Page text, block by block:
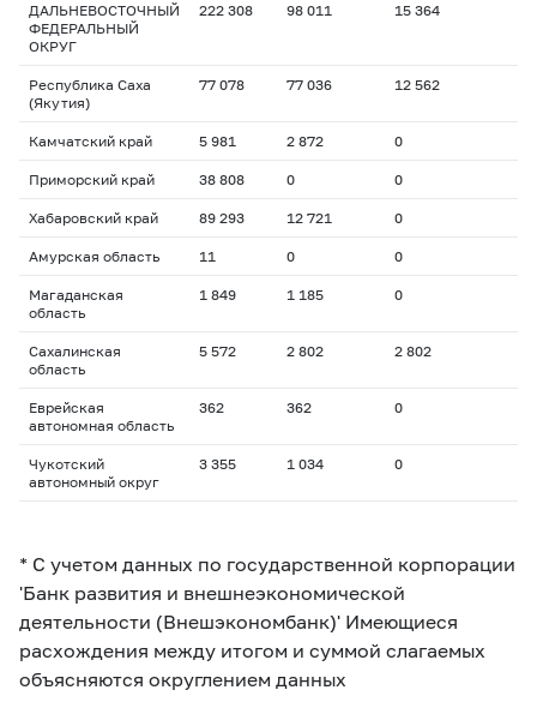
ДАЛЬНЕВОСТОЧНЫЙ
ФЕДЕРАЛЬНЫЙ
ОКРУГ
222 308 98 011 15 364
Республика Саха
(Якутия)
77 078 77 036 12 562
Камчатский край 5 981 2 872 0
Приморский край 38 808 0 0
Хабаровский край 89 293 12 721 0
Амурская область 11 0 0
Магаданская
область
1 849 1 185 0
Сахалинская
область
5 572 2 802 2 802
Еврейская
автономная область
362 362 0
Чукотский
автономный округ
3 355 1 034 0
* С учетом данных по государственной корпорации
'Банк развития и внешнеэкономической
деятельности (Внешэкономбанк)' Имеющиеся
расхождения между итогом и суммой слагаемых
объясняются округлением данных